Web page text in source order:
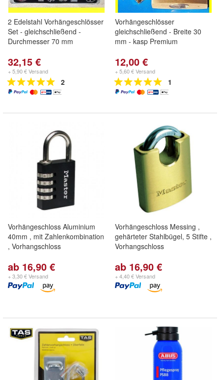
2 Edelstahl Vorhängeschlösser
Set - gleichschließend -
Durchmesser 70 mm
32,15 €
+ 5,90 € Versand
2
Vorhängeschlösser
gleichschließend - Breite 30
mm - kasp Premium
12,00 €
+ 5,60 € Versand
1
Vorhängeschloss Aluminium
40mm , mit Zahlenkombination
, Vorhangschloss
ab 16,90 €
+ 3,30 € Versand
Vorhängeschloss Messing ,
gehärteter Stahlbügel, 5 Stifte ,
Vorhangschloss
ab 16,90 €
+ 4,40 € Versand